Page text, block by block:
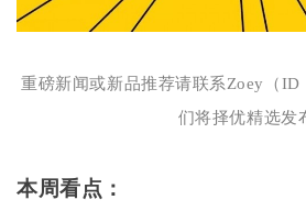
重磅新闻或新品推荐请联系Zoey（ID
们将择优精选发
本周看点：